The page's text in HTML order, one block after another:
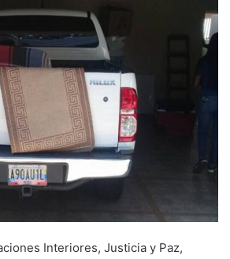
Interiores, Justicia y Paz,